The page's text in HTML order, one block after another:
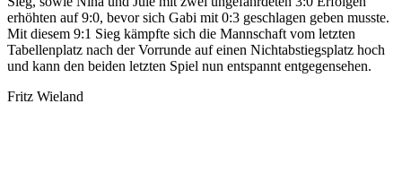
erhöhten auf 9:0, bevor sich Gabi mit 0:3 geschlagen geben musste.
Mit diesem 9:1 Sieg kämpfte sich die Mannschaft vom letzten
Tabellenplatz nach der Vorrunde auf einen Nichtabstiegsplatz hoch
und kann den beiden letzten Spiel nun entspannt entgegensehen.
Fritz Wieland